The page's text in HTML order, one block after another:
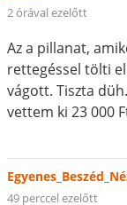
2 órával ezelőtt
Az a pillanat,
rettegéssel tölti
vágott. Tiszta
vettem ki 23 000
49 perccel ezelőtt